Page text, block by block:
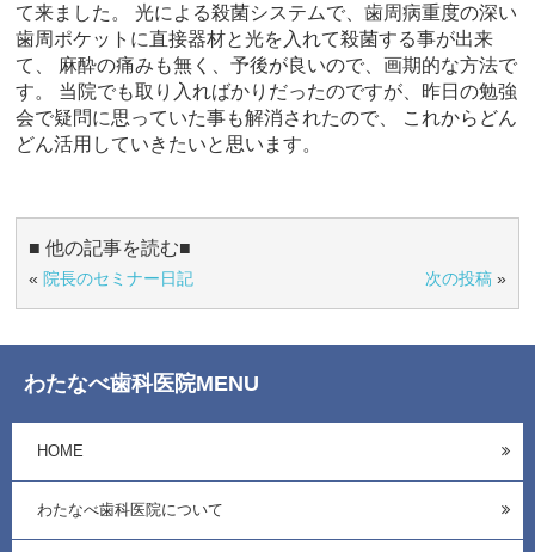
て来ました。 光による殺菌システムで、歯周病重度の深い
歯周ポケットに直接器材と光を入れて殺菌する事が出来
て、 麻酔の痛みも無く、予後が良いので、画期的な方法で
す。 当院でも取り入ればかりだったのですが、昨日の勉強
会で疑問に思っていた事も解消されたので、 これからどん
どん活用していきたいと思います。
■ 他の記事を読む■
« 院長のセミナー日記 次の投稿»
わたなべ歯科医院MENU
HOME
わたなべ歯科医院について